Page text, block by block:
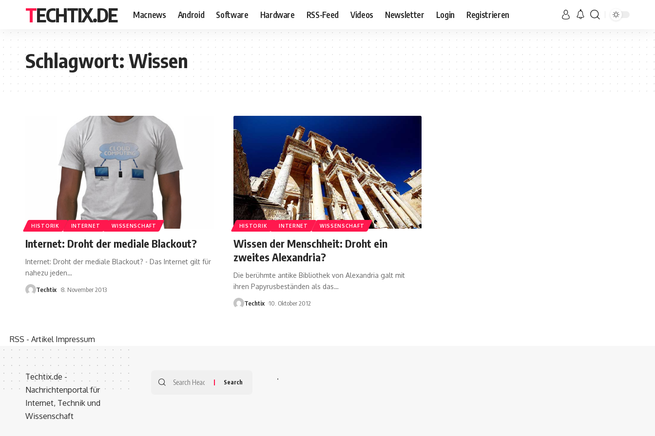
TECHTIX.DE Macnews Android Software Hardware RSS-Feed Videos Newsletter Login Registrieren
Schlagwort:Wissen
HISTORIK INTERNET WISSENSCHAFT
Internet: Droht der mediale Blackout?
Internet: Droht der mediale Blackout? - Das Internet gilt für
nahezu jeden…
Techtix 8. November 2013
HISTORIK INTERNET WISSENSCHAFT
Wissen der Menschheit: Droht ein
zweites Alexandria?
Die berühmte antike Bibliothek von Alexandria galt mit
ihren Papyrusbeständen als das…
Techtix 10. Oktober 2012
RSS - Artikel Impressum
Techtix.de -
Nachrichtenportal für
Internet, Technik und
Wissenschaft
.